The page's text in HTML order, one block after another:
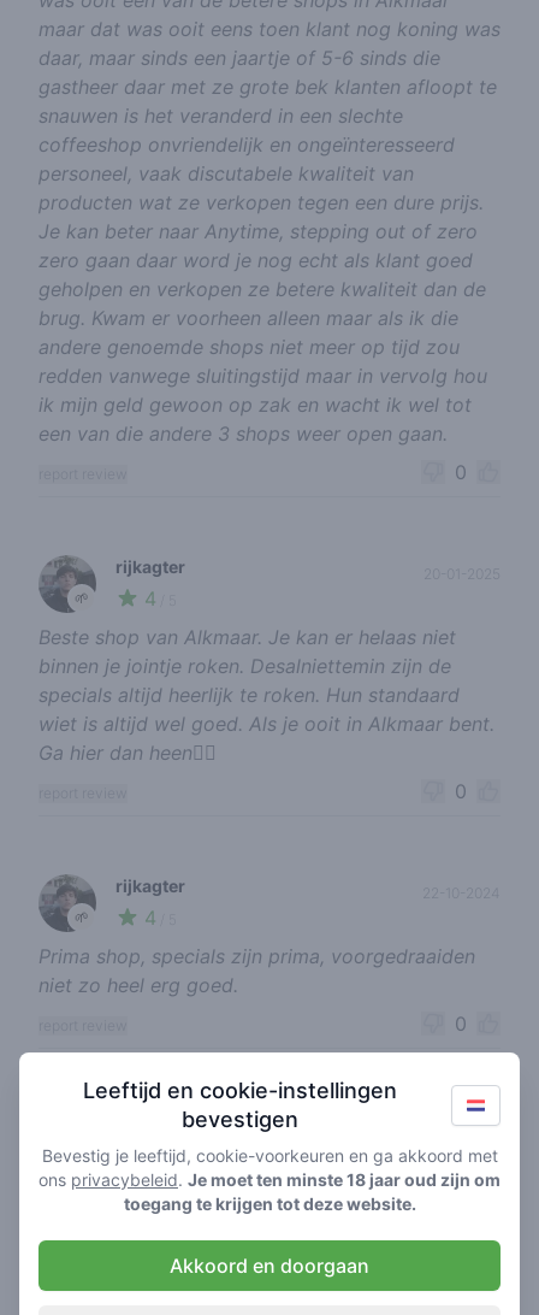
maar dat was ooit eens toen klant nog koning was
daar, maar sinds een jaartje of 5-6 sinds die
gastheer daar met ze grote bek klanten afloopt te
snauwen is het veranderd in een slechte
coffeeshop onvriendelijk en ongeïnteresseerd
personeel, vaak discutabele kwaliteit van
producten wat ze verkopen tegen een dure prijs.
Je kan beter naar Anytime, stepping out of zero
zero gaan daar word je nog echt als klant goed
geholpen en verkopen ze betere kwaliteit dan de
brug. Kwam er voorheen alleen maar als ik die
andere genoemde shops niet meer op tijd zou
redden vanwege sluitingstijd maar in vervolg hou
ik mijn geld gewoon op zak en wacht ik wel tot
een van die andere 3 shops weer open gaan.
0
🌱
rijkagter
4
Beste shop van Alkmaar. Je kan er helaas niet
binnen je jointje roken. Desalniettemin zijn de
specials altijd heerlijk te roken. Hun standaard
wiet is altijd wel goed. Als je ooit in Alkmaar bent.
Ga hier dan heen👍🏻
0
🌱
rijkagter
4
Prima shop, specials zijn prima, voorgedraaiden
niet zo heel erg goed.
0
🍃
throat goat jesus
5/ 5
02-10-2024
goat
Leeftijd en cookie-instellingen
bevestigen
Bevestig je leeftijd, cookie-voorkeuren en ga akkoord met
ons privacybeleid. Je moet ten minste 18 jaar oud zijn om
toegang te krijgen tot deze website.
Akkoord en doorgaan